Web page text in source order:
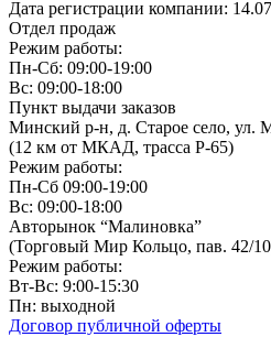
Дата регистрации компании:
Отдел продаж
Режим работы:
Пн-Сб: 09:00-19:00
Вс: 09:00-18:00
Пункт выдачи заказов
Минский р-н, д. Старое село, ул.
(12 км от МКАД, трасса P-65)
Режим работы:
Пн-Сб 09:00-19:00
Вс: 09:00-18:00
Авторынок “Малиновка”
(Торговый Мир Кольцо, пав. 42/
Режим работы:
Вт-Вс: 9:00-15:30
Пн: выходной
Договор публичной оферты